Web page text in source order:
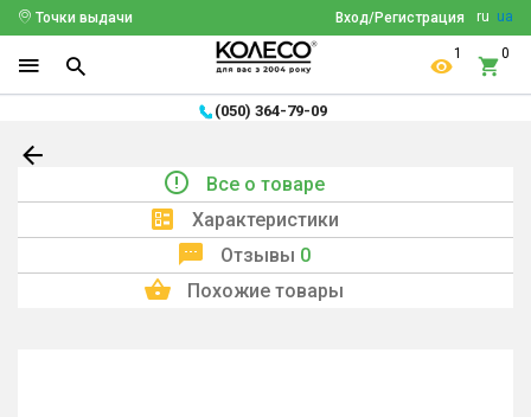
ru ua
Вход/Регистрация
Точки выдачи
1 0
(050) 364-79-09
Все о товаре
Характеристики
Отзывы 0
Похожие товары